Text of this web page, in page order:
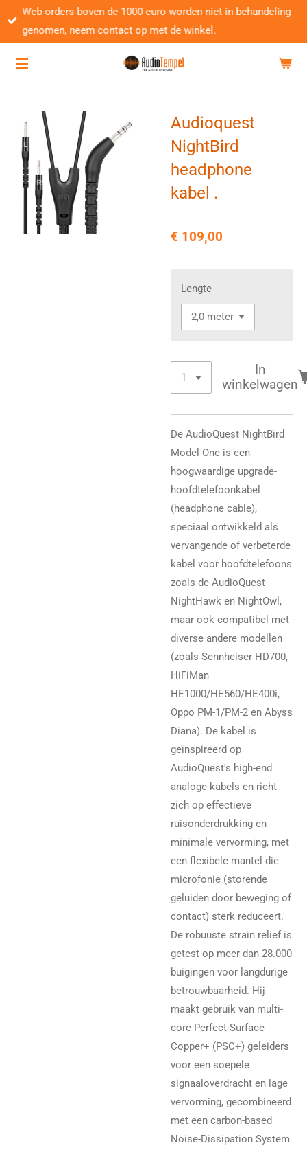
Ga
direct
de
Web-orders boven de 1000 euro worden niet in behandeling
genomen, neem contact op met de winkel.
Audioquest
NightBird
headphone
kabel .
€ 109,00
Lengte
In
winkelwagen
De AudioQuest NightBird
Model One is een
hoogwaardige upgrade-
hoofdtelefoonkabel
(headphone cable),
speciaal ontwikkeld als
vervangende of verbeterde
kabel voor hoofdtelefoons
zoals de AudioQuest
NightHawk en NightOwl,
maar ook compatibel met
diverse andere modellen
(zoals Sennheiser HD700,
HiFiMan
HE1000/HE560/HE400i,
Oppo PM-1/PM-2 en Abyss
Diana). De kabel is
geïnspireerd op
AudioQuest's high-end
analoge kabels en richt
zich op effectieve
ruisonderdrukking en
minimale vervorming, met
een flexibele mantel die
microfonie (storende
geluiden door beweging of
contact) sterk reduceert.
De robuuste strain relief is
getest op meer dan 28.000
buigingen voor langdurige
betrouwbaarheid. Hij
maakt gebruik van multi-
core Perfect-Surface
Copper+ (PSC+) geleiders
voor een soepele
signaaloverdracht en lage
vervorming, gecombineerd
met een carbon-based
Noise-Dissipation System